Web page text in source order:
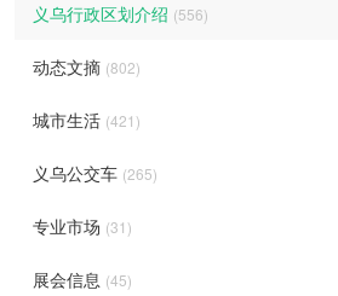
义乌行政区划介绍 (556)
动态文摘 (802)
城市生活 (421)
义乌公交车 (265)
专业市场 (31)
展会信息 (45)